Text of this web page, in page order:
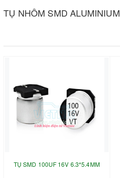
TỤ NHÔM SMD ALUMINIUM
TỤ SMD 100UF 16V 6.3*5.4MM